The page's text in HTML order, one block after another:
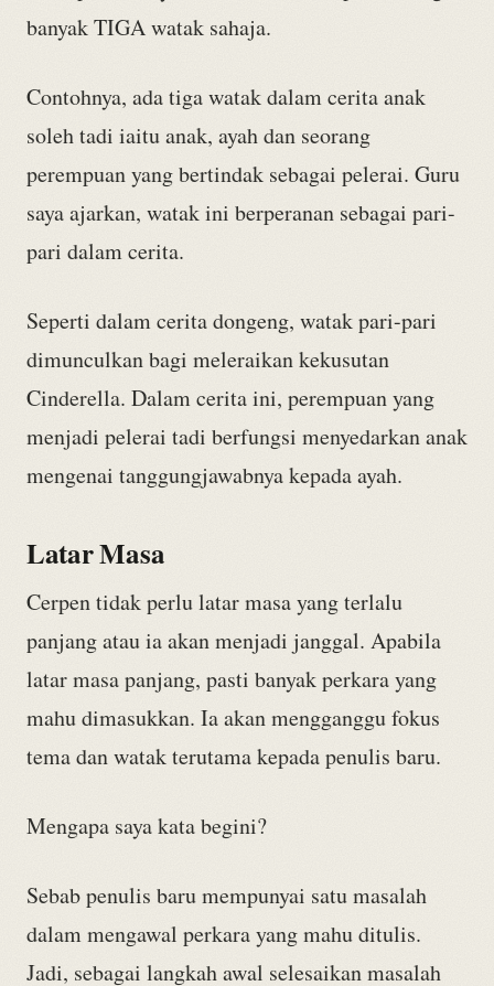
banyak TIGA watak sahaja.
Contohnya, ada tiga watak dalam cerita anak
soleh tadi iaitu anak, ayah dan seorang
perempuan yang bertindak sebagai pelerai. Guru
saya ajarkan, watak ini berperanan sebagai pari-
pari dalam cerita.
Seperti dalam cerita dongeng, watak pari-pari
dimunculkan bagi meleraikan kekusutan
Cinderella. Dalam cerita ini, perempuan yang
menjadi pelerai tadi berfungsi menyedarkan anak
mengenai tanggungjawabnya kepada ayah.
Latar Masa
Cerpen tidak perlu latar masa yang terlalu
panjang atau ia akan menjadi janggal. Apabila
latar masa panjang, pasti banyak perkara yang
mahu dimasukkan. Ia akan mengganggu fokus
tema dan watak terutama kepada penulis baru.
Mengapa saya kata begini?
Sebab penulis baru mempunyai satu masalah
dalam mengawal perkara yang mahu ditulis.
Jadi, sebagai langkah awal selesaikan masalah